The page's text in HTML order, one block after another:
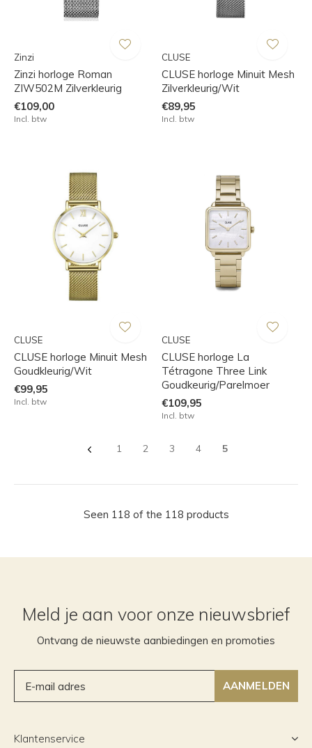
Zinzi
Zinzi horloge Roman
ZIW502M Zilverkleurig
€109,00
Incl. btw
CLUSE
CLUSE horloge Minuit Mesh
Zilverkleurig/Wit
€89,95
Incl. btw
CLUSE
CLUSE horloge Minuit Mesh
Goudkleurig/Wit
€99,95
Incl. btw
CLUSE
CLUSE horloge La
Tétragone Three Link
Goudkeurig/Parelmoer
€109,95
Incl. btw
1 2 3 4 5
Seen 118 of the 118 products
Meld je aan voor onze nieuwsbrief
Ontvang de nieuwste aanbiedingen en promoties
AANMELDEN
Klantenservice